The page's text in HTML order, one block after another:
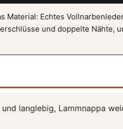
Material: Echtes
und doppelte Nähte,
langlebig, Lammnappa